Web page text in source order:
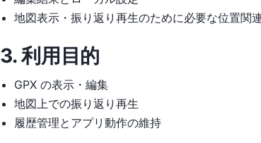
地図表示・振り返り再生のために必要な位置関
3. 利用目的
GPX の表示・編集
地図上での振り返り再生
履歴管理とアプリ動作の維持